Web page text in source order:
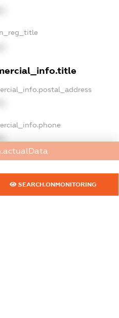
SEARCH.ONMONITORING